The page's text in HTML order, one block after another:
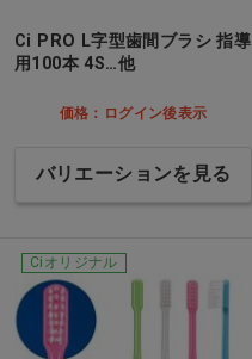
Ci PRO L字型歯間ブラシ 指導
用100本 4S…他
価格：ログイン後表示
バリエーションを見る
Ciオリジナル